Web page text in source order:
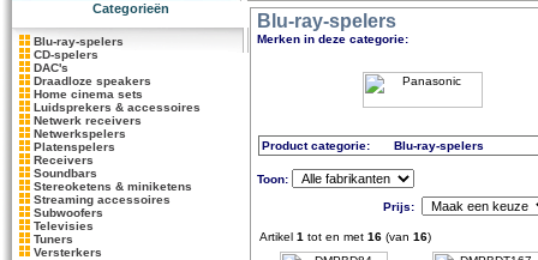
Categorieën
Blu-ray-spelers
CD-spelers
DAC's
Draadloze speakers
Home cinema sets
Luidsprekers & accessoires
Netwerk receivers
Netwerkspelers
Platenspelers
Receivers
Soundbars
Stereoketens & miniketens
Streaming accessoires
Subwoofers
Televisies
Tuners
Versterkers
Blu-ray-spelers
Merken in deze categorie:
Product categorie: Blu-ray-spelers
Toon:
Prijs:
Artikel 1 tot en met 16 (van 16)